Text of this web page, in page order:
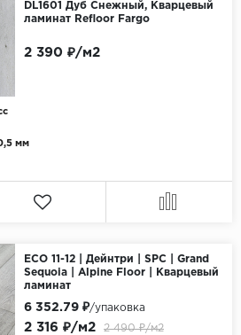
DL1601 Дуб Снежный, Кварцевый
ламинат Refloor Fargo
мм
2 390 ₽/м2
ECO 11-12 | Дейнтри | SPC | Grand
Sequoia | Alpine Floor | Кварцевый
ламинат
2 316 ₽/м2 2 490 ₽/м2
6 352.79 ₽/упаковка